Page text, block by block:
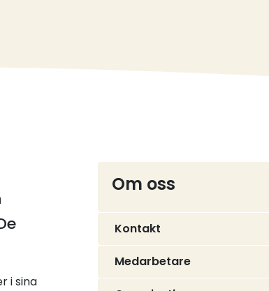
i sina
Om oss
Kontakt
Medarbetare